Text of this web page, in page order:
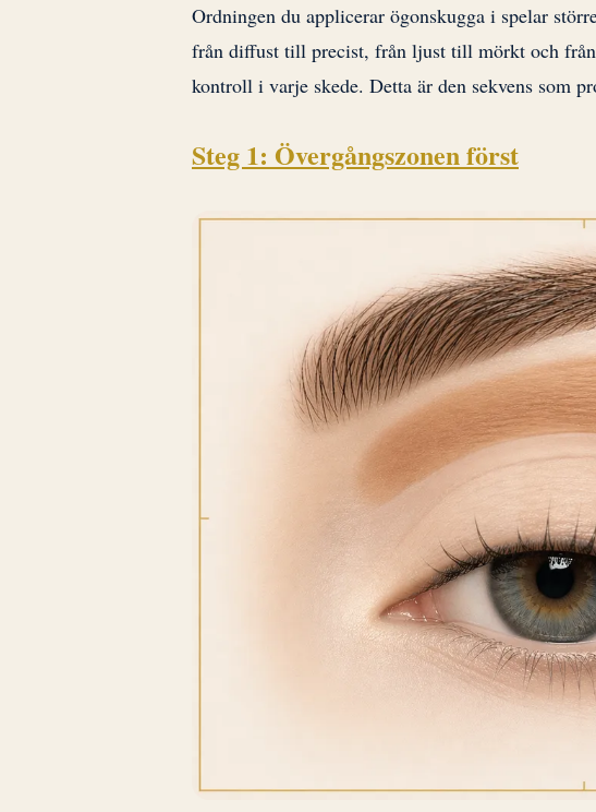
Ordningen du applicerar ögonskugga i spelar
från diffust till precist, från ljust till mörkt och
kontroll i varje skede. Detta är den sekvens som
Steg 1: Övergångszonen först